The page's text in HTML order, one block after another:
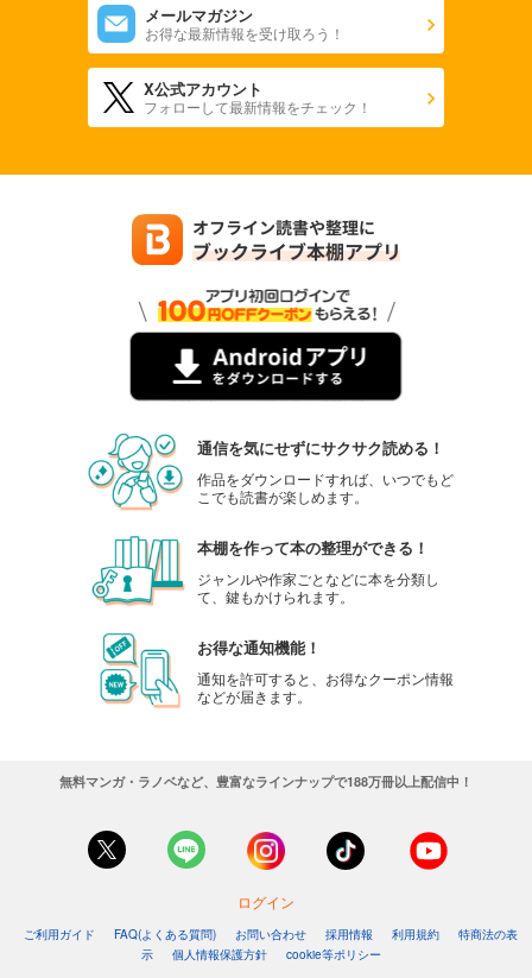
メールマガジン
お得な最新情報を受け取ろう！
X公式アカウント
フォローして最新情報をチェック！
通信を気にせずにサクサク読める！
作品をダウンロードすれば、いつでもど
こでも読書が楽しめます。
本棚を作って本の整理ができる！
ジャンルや作家ごとなどに本を分類し
て、鍵もかけられます。
お得な通知機能！
通知を許可すると、お得なクーポン情報
などが届きます。
無料マンガ・ラノベなど、豊富なラインナップで188万冊以上配信中！
ログイン
ご利用ガイド FAQ(よくある質問) お問い合わせ 採用情報 利用規約
特商法の表
示
個人情報保護方針
cookie等ポリシー